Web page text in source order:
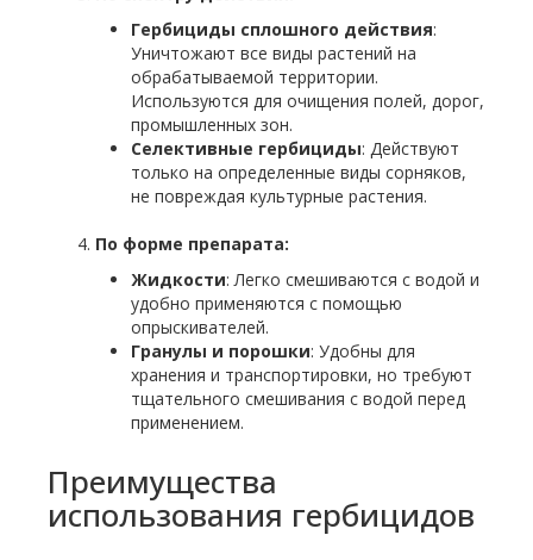
Гербициды сплошного действия:
Уничтожают все виды растений на
обрабатываемой территории.
Используются для очищения полей, дорог,
промышленных зон.
Селективные гербициды: Действуют
только на определенные виды сорняков,
не повреждая культурные растения.
По форме препарата:
Жидкости: Легко смешиваются с водой и
удобно применяются с помощью
опрыскивателей.
Гранулы и порошки: Удобны для
хранения и транспортировки, но требуют
тщательного смешивания с водой перед
применением.
Преимущества
использования гербицидов